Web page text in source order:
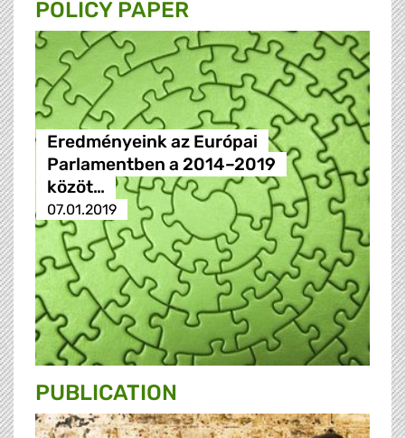
POLICY PAPER
Eredményeink az Európai
Parlamentben a 2014–2019
közöt…
07.01.2019
PUBLICATION